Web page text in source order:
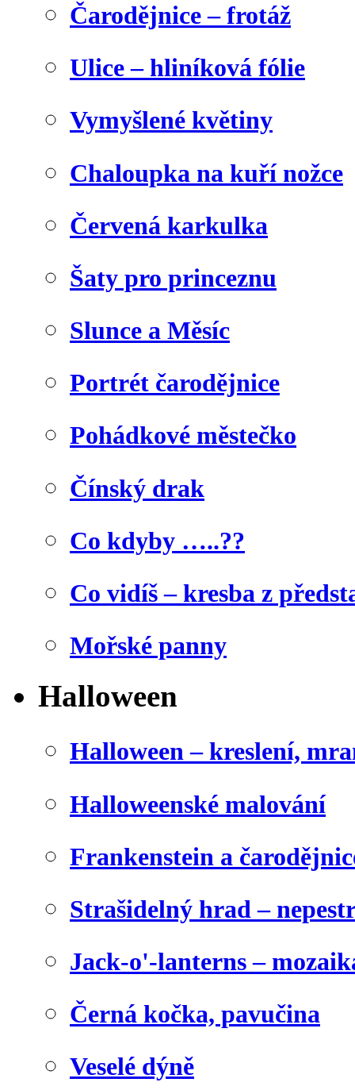
Čarodějnice – frotáž
Ulice – hliníková fólie
Vymyšlené květiny
Chaloupka na kuří nožce
Červená karkulka
Šaty pro princeznu
Slunce a Měsíc
Portrét čarodějnice
Pohádkové městečko
Čínský drak
Co kdyby …..??
Co vidíš – kresba z
Mořské panny
Halloween
Halloween – kreslení,
Halloweenské malování
Frankenstein a
Strašidelný hrad –
Jack-o'-lanterns –
Černá kočka, pavučina
Veselé dýně